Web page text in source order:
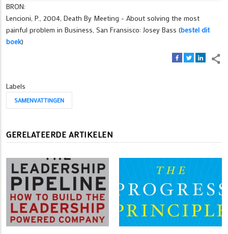
BRON:
Lencioni, P., 2004, Death By Meeting - About solving the most
painful problem in Business, San Fransisco: Josey Bass (bestel dit
boek)
Labels
SAMENVATTINGEN
GERELATEERDE ARTIKELEN